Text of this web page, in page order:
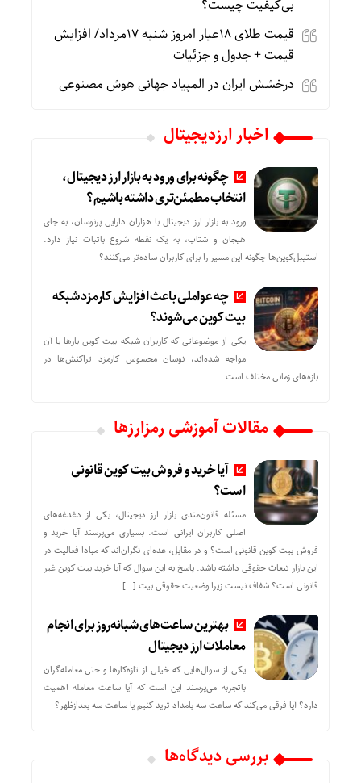
بی‌کیفیت چیست؟
قیمت طلای 18عیار امروز شنبه 17مرداد/ افزایش
قیمت + جدول و جزئیات
درخشش ایران در المپیاد جهانی هوش مصنوعی
اخبار ارزدیجیتال
چگونه برای ورود به بازار ارز دیجیتال،
انتخاب مطمئن‌تری داشته باشیم؟
ورود به بازار ارز دیجیتال با هزاران دارایی پرنوسان، به جای
هیجان و شتاب، به یک نقطه شروع باثبات نیاز دارد.
استیبل‌کوین‌ها چگونه این مسیر را برای کاربران ساده‌تر می‌کنند؟
چه عواملی باعث افزایش کارمزد شبکه
بیت کوین می‌شوند؟
یکی از موضوعاتی که کاربران شبکه بیت کوین بارها با آن
مواجه شده‌اند، نوسان محسوس کارمزد تراکنش‌ها در
بازه‌های زمانی مختلف است.
مقالات آموزشی رمزارزها
آیا خرید و فروش بیت کوین قانونی
است؟
مسئله قانون‌مندی بازار ارز دیجیتال، یکی از دغدغه‌های
اصلی کاربران ایرانی است. بسیاری می‌پرسند آیا خرید و
فروش بیت کوین قانونی است؟ و در مقابل، عده‌ای نگران‌اند که مبادا فعالیت در
این بازار تبعات حقوقی داشته باشد. پاسخ به این سوال که آیا خرید بیت کوین غیر
قانونی است؟ شفاف نیست زیرا وضعیت حقوقی بیت‌ […]
بهترین ساعت‌های شبانه‌روز برای انجام
معاملات ارز دیجیتال
یکی از سوال‌هایی که خیلی از تازه‌کارها و حتی معامله‌گران
باتجربه می‌پرسند این است که آیا ساعت معامله اهمیت
دارد؟ آیا فرقی می‌کند که ساعت سه بامداد ترید کنیم یا ساعت سه بعدازظهر؟
بررسی دیدگاه‌ها